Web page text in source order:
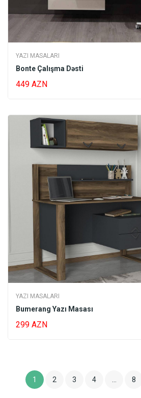
YAZI MASALARI
Bonte Çalışma Dəsti
449 AZN
YAZI MASALARI
Bumerang Yazı Masası
299 AZN
1 2 3 4 8